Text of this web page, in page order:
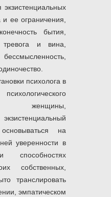
экзистенциальных
ее ограничения,
бытия,
тревога и вина,
психолога в
женщины,
на
уверенности в
способностях
собственных,
транслировать
эмпатическом